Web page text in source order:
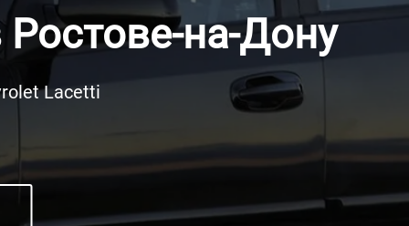
на-Дону
Lacetti